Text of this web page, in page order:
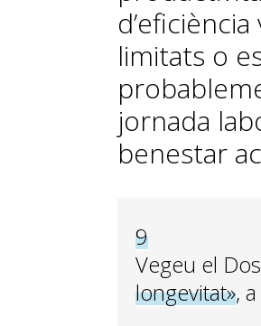
limitats o
jornada
benestar
9
Vegeu el
longevitat»,